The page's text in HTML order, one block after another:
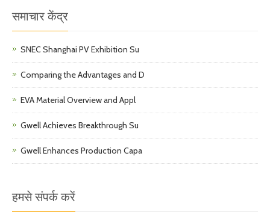
समाचार केंद्र
SNEC Shanghai PV Exhibition Su
Comparing the Advantages and D
EVA Material Overview and Appl
Gwell Achieves Breakthrough Su
Gwell Enhances Production Capa
हमसे संपर्क करें